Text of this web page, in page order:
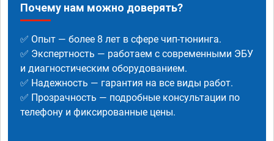
Почему нам можно доверять?
✅ Опыт — более 8 лет в сфере чип-тюнинга.
✅ Экспертность — работаем с современными ЭБУ
и диагностическим оборудованием.
✅ Надежность — гарантия на все виды работ.
✅ Прозрачность — подробные консультации по
телефону и фиксированные цены.